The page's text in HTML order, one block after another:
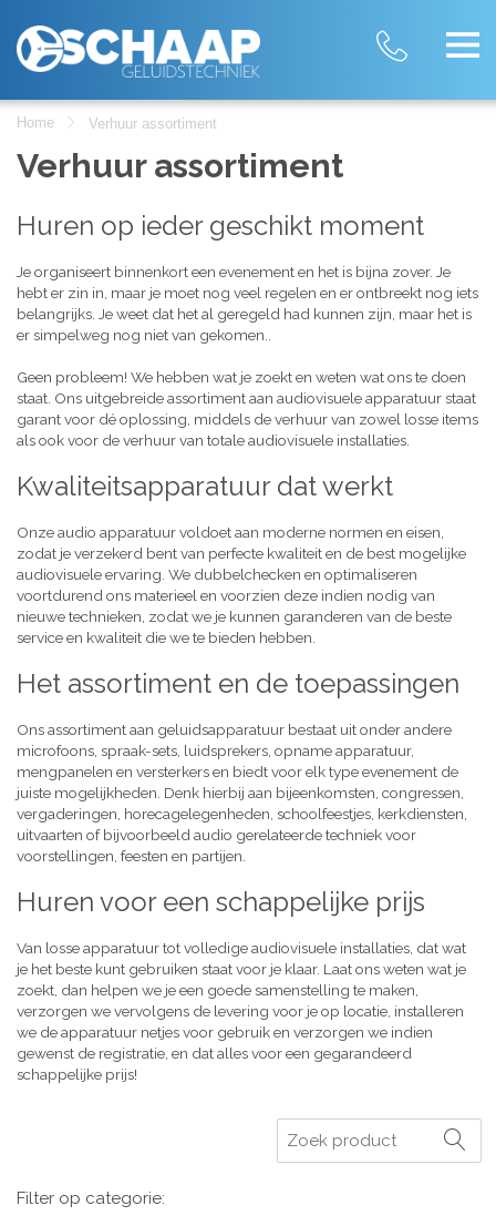
Home Verhuur assortiment
Verhuur assortiment
Huren op ieder geschikt moment
Je organiseert binnenkort een evenement en het is bijna zover. Je
hebt er zin in, maar je moet nog veel regelen en er ontbreekt nog iets
belangrijks. Je weet dat het al geregeld had kunnen zijn, maar het is
er simpelweg nog niet van gekomen..
Geen probleem! We hebben wat je zoekt en weten wat ons te doen
staat. Ons uitgebreide assortiment aan audiovisuele apparatuur staat
garant voor dé oplossing, middels de verhuur van zowel losse items
als ook voor de verhuur van totale audiovisuele installaties.
Kwaliteitsapparatuur dat werkt
Onze audio apparatuur voldoet aan moderne normen en eisen,
zodat je verzekerd bent van perfecte kwaliteit en de best mogelijke
audiovisuele ervaring. We dubbelchecken en optimaliseren
voortdurend ons materieel en voorzien deze indien nodig van
nieuwe technieken, zodat we je kunnen garanderen van de beste
service en kwaliteit die we te bieden hebben.
Het assortiment en de toepassingen
Ons assortiment aan geluidsapparatuur bestaat uit onder andere
microfoons, spraak-sets, luidsprekers, opname apparatuur,
mengpanelen en versterkers en biedt voor elk type evenement de
juiste mogelijkheden. Denk hierbij aan bijeenkomsten, congressen,
vergaderingen, horecagelegenheden, schoolfeestjes, kerkdiensten,
uitvaarten of bijvoorbeeld audio gerelateerde techniek voor
voorstellingen, feesten en partijen.
Huren voor een schappelijke prijs
Van losse apparatuur tot volledige audiovisuele installaties, dat wat
je het beste kunt gebruiken staat voor je klaar. Laat ons weten wat je
zoekt, dan helpen we je een goede samenstelling te maken,
verzorgen we vervolgens de levering voor je op locatie, installeren
we de apparatuur netjes voor gebruik en verzorgen we indien
gewenst de registratie, en dat alles voor een gegarandeerd
schappelijke prijs!
Zoeken
Filter op categorie: